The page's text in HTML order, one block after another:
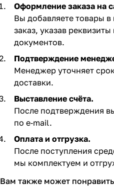
Оформление заказа на
Вы добавляете товары в
заказ, указав
документов.
Подтверждение
Менеджер уточняет
доставки.
Выставление счёта.
После подтверждения
по e‑mail. ​
Оплата и отгрузка.
После поступления
мы комплектуем и
Вам также может